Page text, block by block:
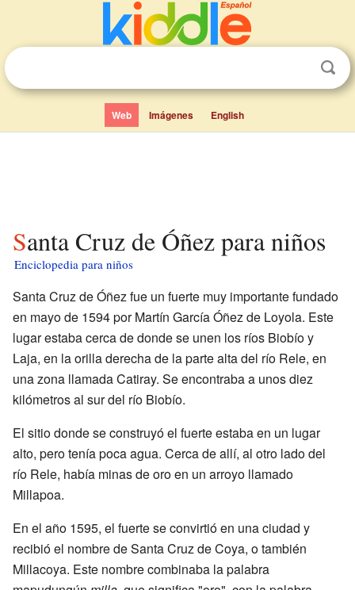
Web Imágenes English
Santa Cruz de Óñez para niños
Enciclopedia para niños
Santa Cruz de Óñez fue un fuerte muy importante fundado
en mayo de 1594 por Martín García Óñez de Loyola. Este
lugar estaba cerca de donde se unen los ríos Biobío y
Laja, en la orilla derecha de la parte alta del río Rele, en
una zona llamada Catiray. Se encontraba a unos diez
kilómetros al sur del río Biobío.
El sitio donde se construyó el fuerte estaba en un lugar
alto, pero tenía poca agua. Cerca de allí, al otro lado del
río Rele, había minas de oro en un arroyo llamado
Millapoa.
En el año 1595, el fuerte se convirtió en una ciudad y
recibió el nombre de Santa Cruz de Coya, o también
Millacoya. Este nombre combinaba la palabra